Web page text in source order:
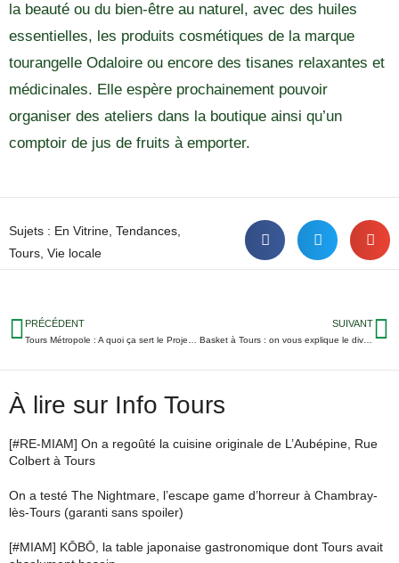
la beauté ou du bien-être au naturel, avec des huiles
essentielles, les produits cosmétiques de la marque
tourangelle Odaloire ou encore des tisanes relaxantes et
médicinales. Elle espère prochainement pouvoir
organiser des ateliers dans la boutique ainsi qu’un
comptoir de jus de fruits à emporter.
Sujets : En Vitrine Tendances
Tours Vie locale
PRÉCÉDENT SUIVANT
Basket à Tours : on vous explique le divorce à l’UTBM
À lire sur Info Tours
[#RE-MIAM] On a regoûté la cuisine originale de L’Aubépine, Rue
Colbert à Tours
On a testé The Nightmare, l’escape game d’horreur à Chambray-
lès-Tours (garanti sans spoiler)
[#MIAM] KŌBŌ, la table japonaise gastronomique dont Tours avait